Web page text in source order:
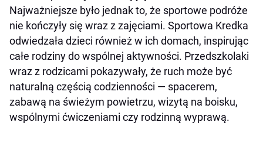
Najważniejsze było jednak to, że sportowe podróże
nie kończyły się wraz z zajęciami. Sportowa Kredka
odwiedzała dzieci również w ich domach, inspirując
całe rodziny do wspólnej aktywności. Przedszkolaki
wraz z rodzicami pokazywały, że ruch może być
naturalną częścią codzienności — spacerem,
zabawą na świeżym powietrzu, wizytą na boisku,
wspólnymi ćwiczeniami czy rodzinną wyprawą.